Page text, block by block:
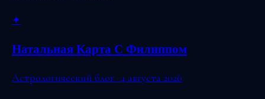
✦
Натальная Карта С Филиппом
Астрологический блог · 4 августа 2026